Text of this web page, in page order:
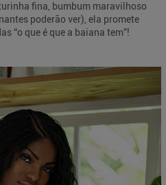
fina, bumbum maravilhoso
poderão ver), ela promete
“o que é que a baiana tem”!